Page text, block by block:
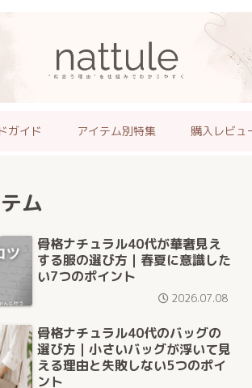
ガイド アイテム別特集 購入レビュ
ム
骨格ナチュラル40代が華奢見え
する服の選び方｜春夏に意識した
い7つのポイント
2026.07.08
骨格ナチュラル40代のバッグの
選び方｜小さいバッグが浮いて見
える理由と失敗しない5つのポイ
ント